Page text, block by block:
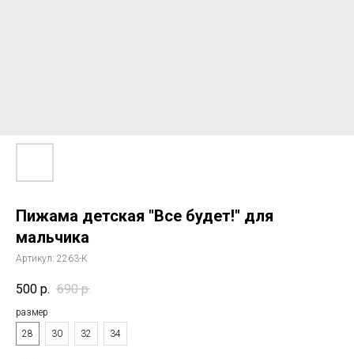
Пижама детская "Все будет!" для
мальчика
Артикул: 2263-К
500 р. 690 р.
размер
28
30 32 34